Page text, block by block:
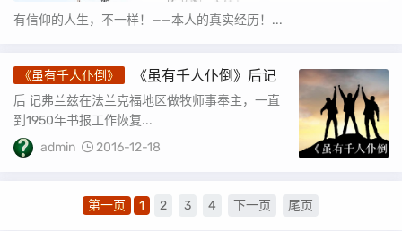
有信仰的人生，不一样！——本人的真实经历！...
《虽有千人仆倒》 《虽有千人仆倒》后记
后 记弗兰兹在法兰克福地区做牧师事奉主，一直
到1950年书报工作恢复...
admin
2016-12-18
第一页 1 2 3 4 下一页 尾页